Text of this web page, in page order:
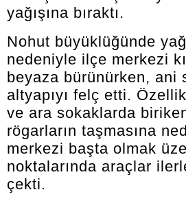
yağışına bıraktı.
Nohut büyüklüğünde
nedeniyle ilçe merkezi
beyaza bürünürken, ani
altyapıyı felç etti.
ve ara sokaklarda
rögarların taşmasına
merkezi başta olmak
noktalarında araçlar
çekti.